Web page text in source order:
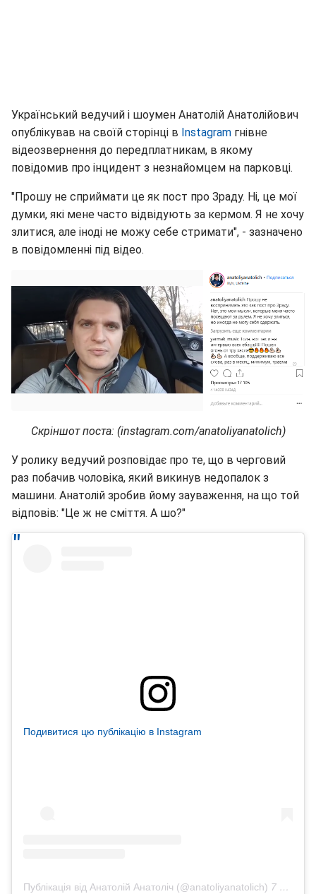
Український ведучий і шоумен Анатолій Анатолійович
опублікував на своїй сторінці в Instagram гнівне
відеозвернення до передплатникам, в якому
повідомив про інцидент з незнайомцем на парковці.
"Прошу не сприймати це як пост про Зраду. Ні, це мої
думки, які мене часто відвідують за кермом. Я не хочу
злитися, але іноді не можу себе стримати", - зазначено
в повідомленні під відео.
Скріншот поста: (instagram.com/anatoliyanatolich)
У ролику ведучий розповідає про те, що в черговий
раз побачив чоловіка, який викинув недопалок з
машини. Анатолій зробив йому зауваження, на що той
відповів: "Це ж не сміття. А шо?"
Подивитися цю публікацію в Instagram
Публікація від Анатолій Анатоліч (@anatoliyanatolich) 7 Лис 2018 в 11:42 PST